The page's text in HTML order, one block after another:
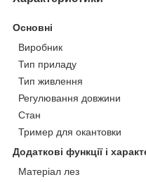
Основні
Виробник
Тип приладу
Тип живлення
Регулювання довжини
Стан
Тример для окантовки
Додаткові функції і
Матеріал лез